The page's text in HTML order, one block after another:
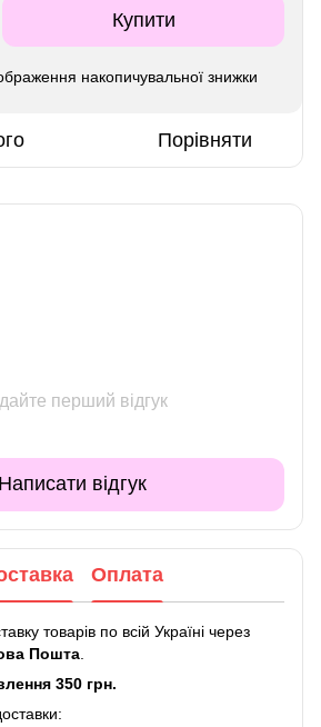
Купити
накопичувальної знижки
Порівняти
перший відгук
Написати відгук
Оплата
товарів по всій Україні через
Пошта
350 грн.